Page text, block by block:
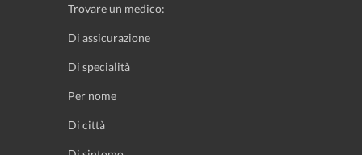
Trovare un medico:
Di assicurazione
Di specialità
Per nome
Di città